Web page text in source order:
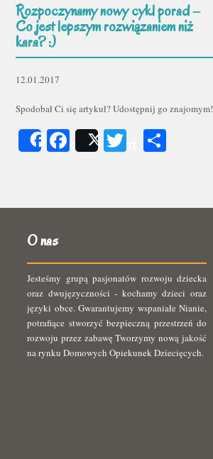
Rozpoczynamy nowy cykl porad –
Co jest lepszym rozwiązaniem niż
kara? :)
12.01.2017
Spodobał Ci się artykuł? Udostępnij go znajomym!
ShareFacebook
Post Twitter
O nas
Jesteśmy grupą pasjonatów rozwoju dziecka
oraz dwujęzyczności - kochamy dzieci oraz
języki obce. Gwarantujemy wspaniałe Nianie,
potrafiące stworzyć bezpieczną przestrzeń do
rozwoju przez zabawę Tworzymy nową jakość
na rynku Domowych Opiekunek Dziecięcych.